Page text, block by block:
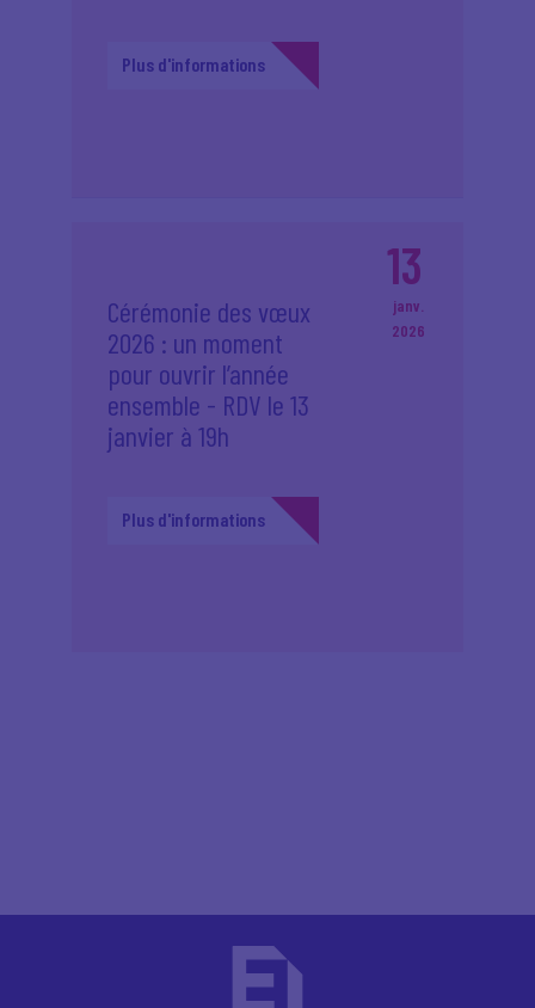
Plus d'informations
13
janv.
2026
Cérémonie des vœux
2026 : un moment
pour ouvrir l’année
ensemble - RDV le 13
janvier à 19h
Plus d'informations